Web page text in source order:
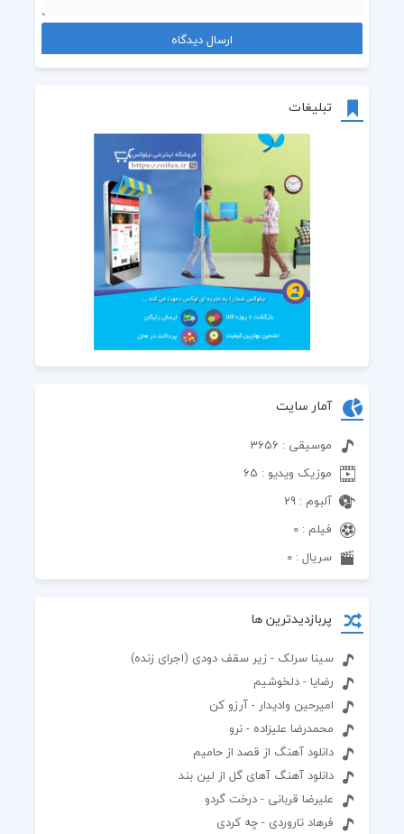
تبلیغات
آمار سایت
موسیقی : 3656
موزیک ویدیو : 65
آلبوم : 29
فیلم : 0
سریال : 0
پربازدیدترین ها
سینا سرلک - زیر سقف دودی (اجرای زنده)
رضایا - دلخوشیم
امیرحین وادیدار - آرزو کن
محمدرضا علیزاده - نرو
دانلود آهنگ از قصد از حامیم
دانلود آهنگ آهای گل از لین بند
علیرضا قربانی - درخت گردو
فرهاد تاروردی - چه کردی